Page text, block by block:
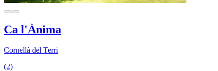
Ca l'Ànima
Cornellà del Terri
(2)